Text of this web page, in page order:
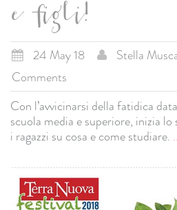
e figli!
24 May 18 Stella
Comments
Con l’avvicinarsi della fatidica
scuola media e superiore, inizia
i ragazzi su cosa e come studiare.